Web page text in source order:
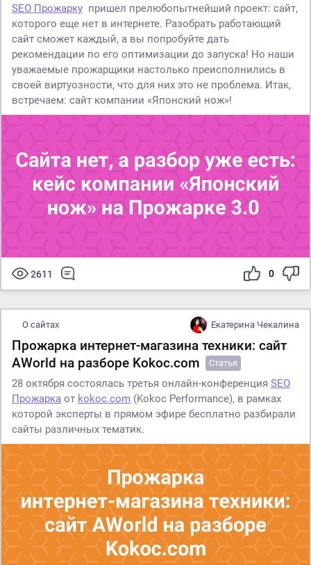
SEO Прожарку пришел прелюбопытнейший проект: сайт,
которого еще нет в интернете. Разобрать работающий
сайт сможет каждый, а вы попробуйте дать
рекомендации по его оптимизации до запуска! Но наши
уважаемые прожарщики настолько преисполнились в
своей виртуозности, что для них это не проблема. Итак,
встречаем: сайт компании «Японский нож»!
2611 0
О сайтах Екатерина Чекалина
Прожарка интернет-магазина техники: сайт
AWorld на разборе Kokoc.com
Статья
28 октября состоялась третья онлайн-конференция SEO
Прожарка от kokoc.com (Kokoc Performance), в рамках
которой эксперты в прямом эфире бесплатно разбирали
сайты различных тематик.